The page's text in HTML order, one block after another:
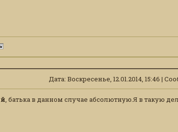
Дата: Воскресенье, 12.01.2014, 15:46 |
, батька в данном случае абсолютную.Я в такую